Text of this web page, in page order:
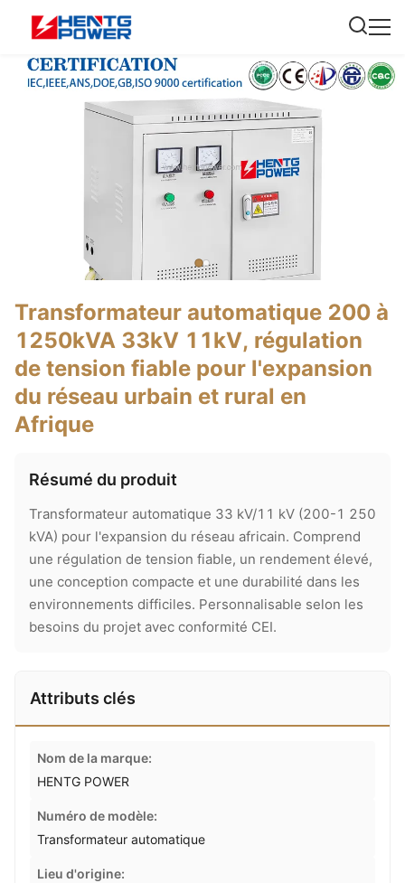
Transformateur automatique 200 à
1250kVA 33kV 11kV, régulation
de tension fiable pour l'expansion
du réseau urbain et rural en
Afrique
Résumé du produit
Transformateur automatique 33 kV/11 kV (200-1 250
kVA) pour l'expansion du réseau africain. Comprend
une régulation de tension fiable, un rendement élevé,
une conception compacte et une durabilité dans les
environnements difficiles. Personnalisable selon les
besoins du projet avec conformité CEI.
Attributs clés
Nom de la marque:
HENTG POWER
Numéro de modèle:
Transformateur automatique
Lieu d'origine: